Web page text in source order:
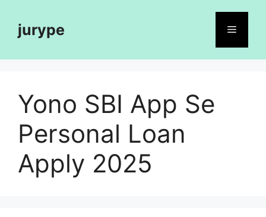
contentjurype Menu
Yono SBI App Se
Personal Loan
Apply 2025